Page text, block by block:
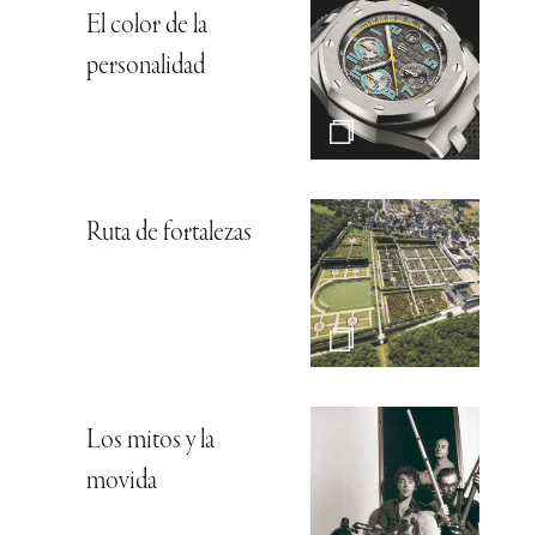
El color de la
personalidad
Ruta de fortalezas
Los mitos y la
movida